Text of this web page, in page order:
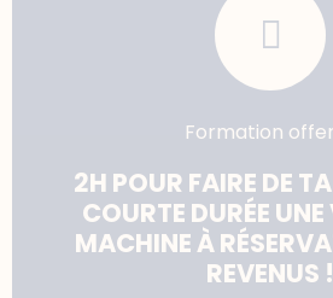
Formation
2H POUR FAIRE DE
COURTE DURÉE
MACHINE À
REVENUS !